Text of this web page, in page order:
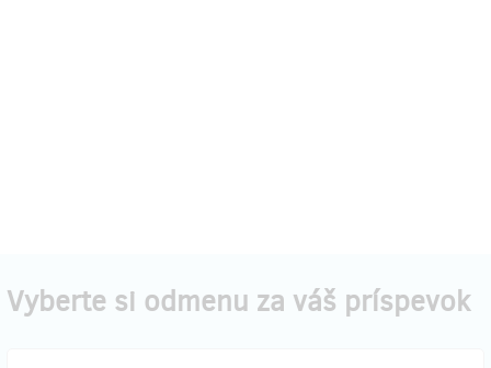
Vyberte si odmenu za váš príspevok